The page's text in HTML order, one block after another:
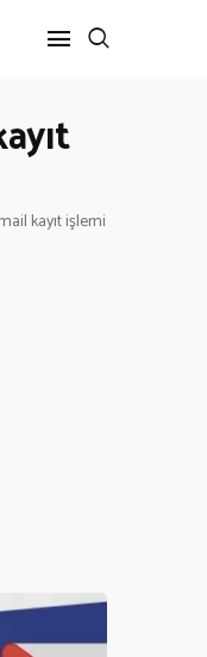
kayıt işlemi